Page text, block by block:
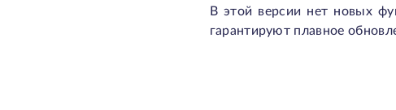
В этой версии нет новых
гарантируют плавное